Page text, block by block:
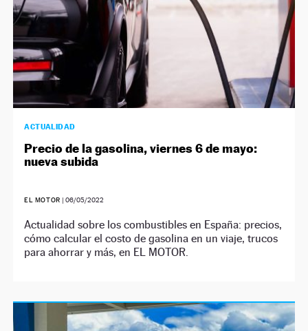
ACTUALIDAD
Precio de la gasolina, viernes 6 de mayo:
nueva subida
EL MOTOR | 06/05/2022
Actualidad sobre los combustibles en España: precios,
cómo calcular el costo de gasolina en un viaje, trucos
para ahorrar y más, en EL MOTOR.